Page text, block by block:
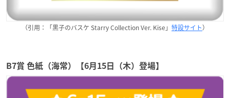
（引用：「黒子のバスケ Starry Collection Ver. Kise」 特設サイト）
B7賞 色紙（海常）【6月15日（木）登場】